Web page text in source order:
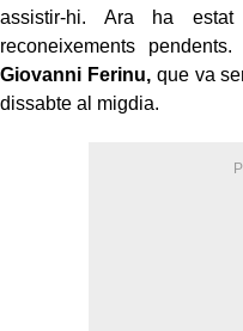
assistir-hi. Ara ha
reconeixements
Giovanni Ferinu,que va
dissabte al migdia.